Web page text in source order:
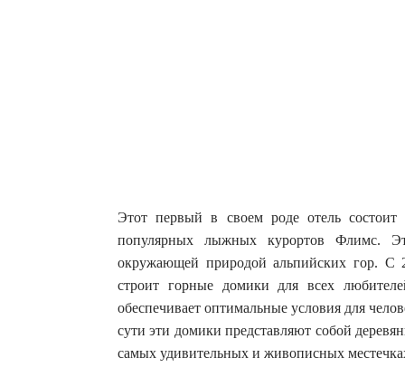
Этот первый в своем роде отель
популярных лыжных курортов Флимс.
окружающей природой альпийских гор. С
строит горные домики для всех
обеспечивает оптимальные условия для
сути эти домики представляют собой
самых удивительных и живописных